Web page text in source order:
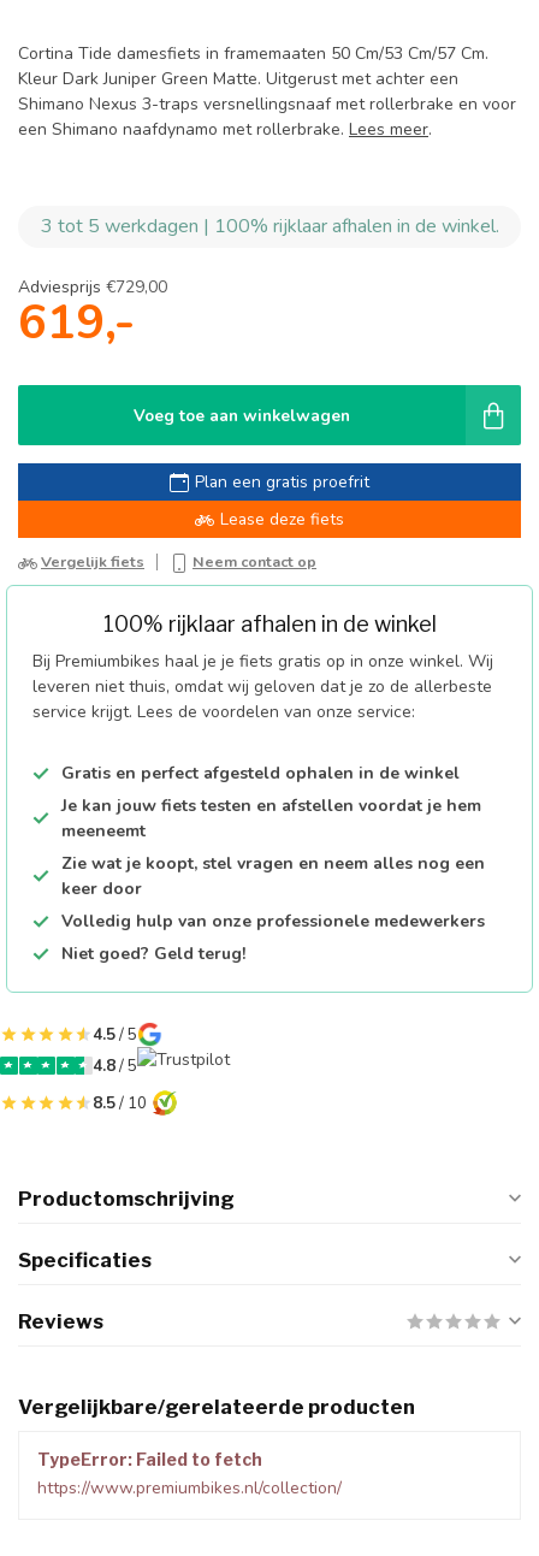
Cortina Tide damesfiets in framemaaten 50 Cm/53 Cm/57 Cm.
Kleur Dark Juniper Green Matte. Uitgerust met achter een
Shimano Nexus 3-traps versnellingsnaaf met rollerbrake en voor
een Shimano naafdynamo met rollerbrake. Lees meer.
3 tot 5 werkdagen | 100% rijklaar afhalen in de winkel.
Adviesprijs €729,00
619,-
Voeg toe aan winkelwagen
Plan een gratis proefrit
Lease deze fiets
Vergelijk fiets Neem contact op
100% rijklaar afhalen in de winkel
Bij Premiumbikes haal je je fiets gratis op in onze winkel. Wij
leveren niet thuis, omdat wij geloven dat je zo de allerbeste
service krijgt. Lees de voordelen van onze service:
Gratis en perfect afgesteld ophalen in de winkel
Je kan jouw fiets testen en afstellen voordat je hem
meeneemt
Zie wat je koopt, stel vragen en neem alles nog een
keer door
Volledig hulp van onze professionele medewerkers
Niet goed? Geld terug!
4.5/ 5
4.8/ 5
8.5/ 10
Productomschrijving
Specificaties
Reviews
Vergelijkbare/gerelateerde producten
TypeError: Failed to fetch
https://www.premiumbikes.nl/collection/